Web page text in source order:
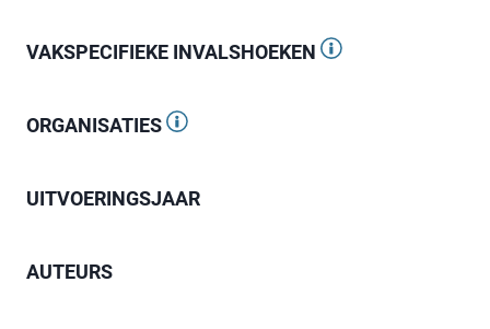
VAKSPECIFIEKE INVALSHOEKEN
ORGANISATIES
UITVOERINGSJAAR
AUTEURS